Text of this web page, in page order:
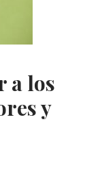
a los
y